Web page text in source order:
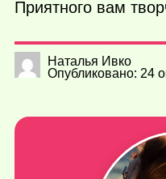
Приятного вам
Наталья Ивко
Опубликовано: 24